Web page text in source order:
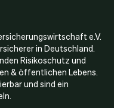
e.V.
in Deutschland.
Risikoschutz und
& öffentlichen Lebens.
und sind ein